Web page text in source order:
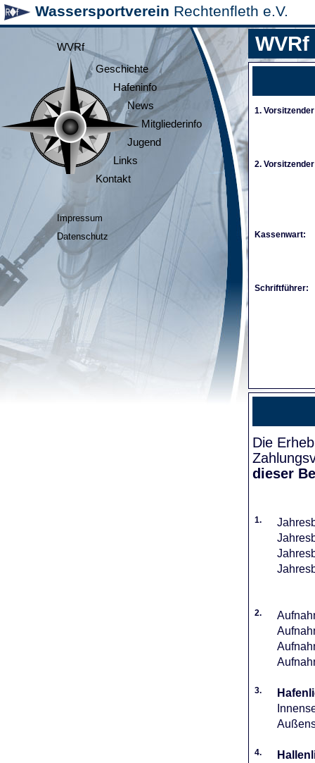
Wassersportverein Rechtenfleth e.V.
WVRf
Geschichte
Hafeninfo
News
Mitgliederinfo
Jugend
Links
Kontakt
Impressum
Datenschutz
WVRf
1.
2.
Kassenwart:
Schriftführer:
Die
dieser
1.
2.
3.
4.